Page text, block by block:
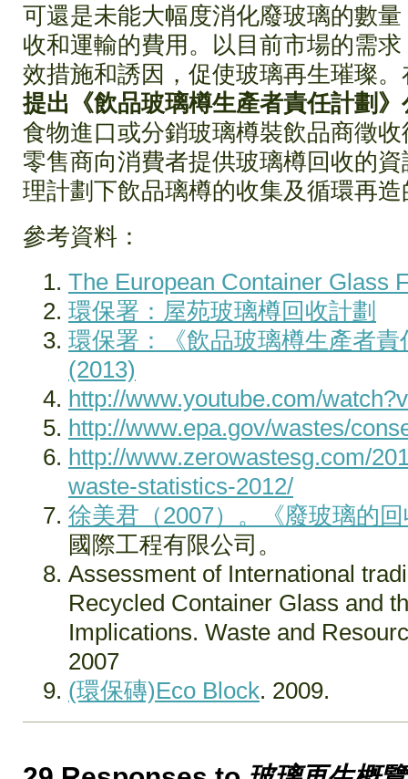
可還是未能大幅度消化廢玻璃的數
收和運輸的費用。以目前市場的需
效措施和誘因，促使玻璃再生璀璨。
提出《飲品玻璃樽生產者責任計劃
食物進口或分銷玻璃樽裝飲品商徵
零售商向消費者提供玻璃樽回收的
理計劃下飲品璃樽的收集及循環再
參考資料：
The European Container Glass
環保署：屋苑玻璃樽回收計劃
環保署：《飲品玻璃樽生產者責
(2013)
http://www.youtube.com/
http://www.epa.gov/wastes/
http://www.zerowastesg.com/
waste-statistics-2012/
徐美君（2007）。
《廢玻璃的
國際工程有限公司。
Assessment of International
Recycled Container Glass and
Implications. Waste and
2007
(環保磚)Eco Block. 2009.